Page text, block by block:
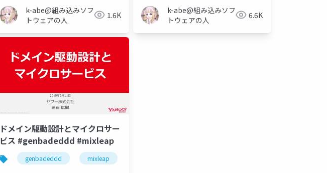
k-abe@組み込みソフ
トウェアの人
1.6K
k-abe@組み込みソフ
トウェアの人
6.6K
ソフトウェア設計
ドメイン駆動設計とマイクロサー
ビス #genbadeddd #mixleap
genbadeddd mixleap